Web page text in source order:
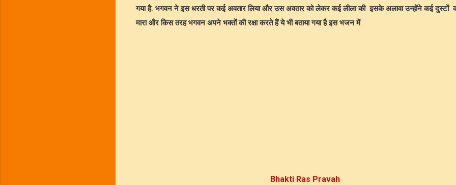
गया है. भगवन ने इस धरती पर कई अवतार लिया और उस अवतार को लेकर कई लीला की इसके अलावा उन्होंने कई दुस्टों
मारा और किस तरह भगवन अपने भक्तों की रक्षा करते हैं ये भी बताया गया है इस भजन में
Bhakti Ras Pravah